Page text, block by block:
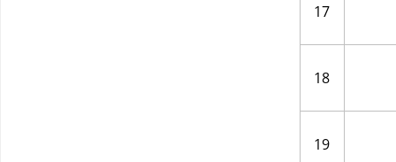
17
18
19